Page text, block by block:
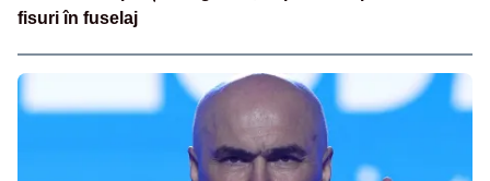
fisuri în fuselaj